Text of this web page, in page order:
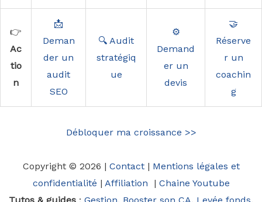
👉
Ac
tio
n
📩
Deman
der un
audit
SEO
🔍 Audit
stratégiq
ue
⚙️
Demand
er un
devis
🤝
Réserve
r un
coachin
g
Débloquer ma croissance >>
Copyright © 2026 | Contact| Mentions légales et
confidentialité | Affiliation | Chaine Youtube